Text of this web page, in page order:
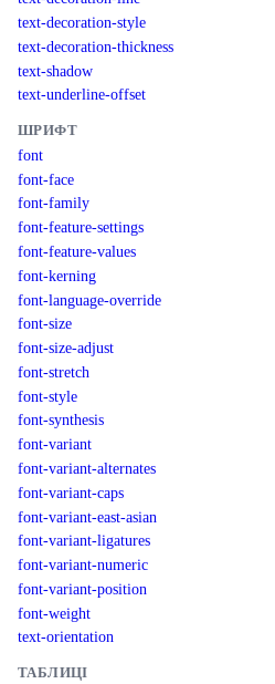
text-decoration-style
text-decoration-thickness
text-shadow
text-underline-offset
ШРИФТ
font
font-face
font-family
font-feature-settings
font-feature-values
font-kerning
font-language-override
font-size
font-size-adjust
font-stretch
font-style
font-synthesis
font-variant
font-variant-alternates
font-variant-caps
font-variant-east-asian
font-variant-ligatures
font-variant-numeric
font-variant-position
font-weight
text-orientation
ТАБЛИЦІ